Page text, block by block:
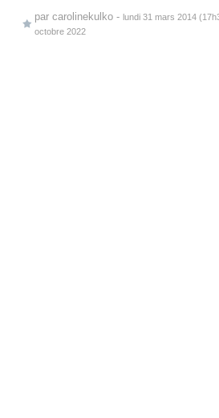
par carolinekulko - lundi 31 mars 2014
octobre 2022